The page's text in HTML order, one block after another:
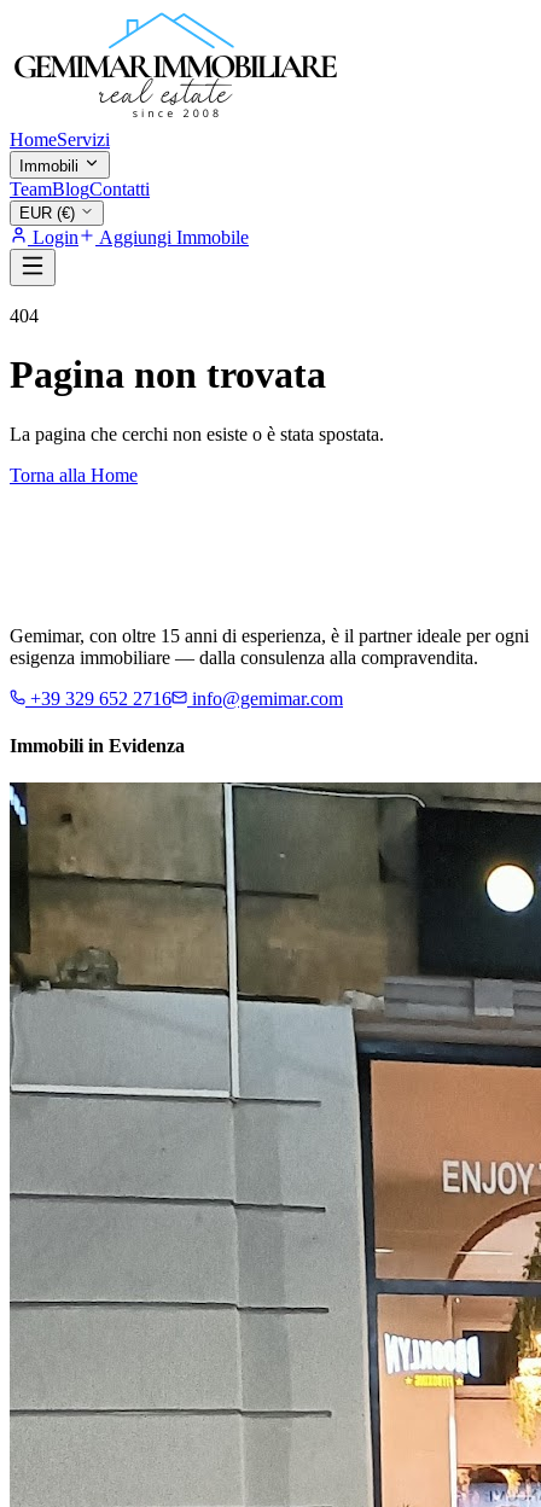
HomeServizi
Immobili
TeamBlogContatti
EUR (€)
Login Aggiungi Immobile
404
Pagina non trovata
La pagina che cerchi non esiste o è stata spostata.
Torna alla Home
Gemimar, con oltre 15 anni di esperienza, è il partner ideale per ogni
esigenza immobiliare — dalla consulenza alla compravendita.
+39 329 652 2716
info@gemimar.com
Immobili in Evidenza